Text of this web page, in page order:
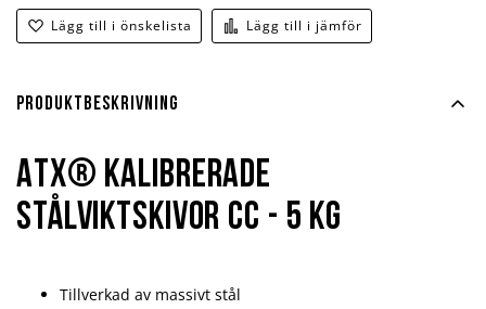
Lägg till i önskelista Lägg till i jämför
Produktbeskrivning
ATX® Kalibrerade
stålviktskivor CC - 5 kg
Tillverkad av massivt stål